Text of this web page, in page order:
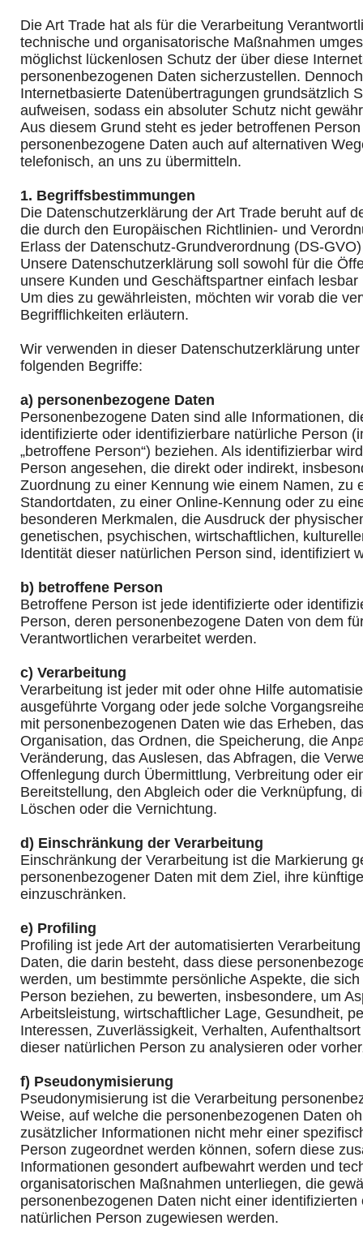
Die Art Trade hat als für die Verarbeitung
technische und organisatorische Maßnahmen
möglichst lückenlosen Schutz der über diese
personenbezogenen Daten sicherzustellen.
Internetbasierte Datenübertragungen grundsätzlich
aufweisen, sodass ein absoluter Schutz nicht
Aus diesem Grund steht es jeder betroffenen
personenbezogene Daten auch auf alternativen
telefonisch, an uns zu übermitteln.
1. Begriffsbestimmungen
Die Datenschutzerklärung der Art Trade beruht auf
die durch den Europäischen Richtlinien- und
Erlass der Datenschutz-Grundverordnung (DS-
Unsere Datenschutzerklärung soll sowohl für die
unsere Kunden und Geschäftspartner einfach
Um dies zu gewährleisten, möchten wir vorab die
Begrifflichkeiten erläutern.
Wir verwenden in dieser Datenschutzerklärung
folgenden Begriffe:
a) personenbezogene Daten
Personenbezogene Daten sind alle Informationen,
identifizierte oder identifizierbare natürliche Person
„betroffene Person“) beziehen. Als identifizierbar
Person angesehen, die direkt oder indirekt,
Zuordnung zu einer Kennung wie einem Namen, zu
Standortdaten, zu einer Online-Kennung oder zu
besonderen Merkmalen, die Ausdruck der
genetischen, psychischen, wirtschaftlichen,
Identität dieser natürlichen Person sind, identifiziert
b) betroffene Person
Betroffene Person ist jede identifizierte oder
Person, deren personenbezogene Daten von dem
Verantwortlichen verarbeitet werden.
c) Verarbeitung
Verarbeitung ist jeder mit oder ohne Hilfe
ausgeführte Vorgang oder jede solche
mit personenbezogenen Daten wie das Erheben,
Organisation, das Ordnen, die Speicherung, die
Veränderung, das Auslesen, das Abfragen, die
Offenlegung durch Übermittlung, Verbreitung oder
Bereitstellung, den Abgleich oder die Verknüpfung,
Löschen oder die Vernichtung.
d) Einschränkung der Verarbeitung
Einschränkung der Verarbeitung ist die Markierung
personenbezogener Daten mit dem Ziel, ihre
einzuschränken.
e) Profiling
Profiling ist jede Art der automatisierten
Daten, die darin besteht, dass diese
werden, um bestimmte persönliche Aspekte, die
Person beziehen, zu bewerten, insbesondere, um
Arbeitsleistung, wirtschaftlicher Lage, Gesundheit,
Interessen, Zuverlässigkeit, Verhalten,
dieser natürlichen Person zu analysieren oder
f) Pseudonymisierung
Pseudonymisierung ist die Verarbeitung
Weise, auf welche die personenbezogenen Daten
zusätzlicher Informationen nicht mehr einer
Person zugeordnet werden können, sofern diese
Informationen gesondert aufbewahrt werden und
organisatorischen Maßnahmen unterliegen, die
personenbezogenen Daten nicht einer
natürlichen Person zugewiesen werden.